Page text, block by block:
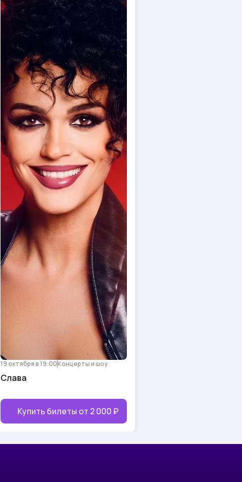
19 октября в 19:00Концерты и шоу
Слава
Купить билеты от 2 000 ₽